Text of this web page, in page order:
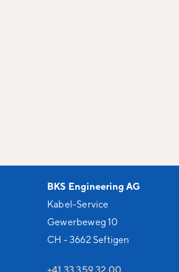
BKS Engineering AG
Kabel-Service
Gewerbeweg 10
CH - 3662 Seftigen
+41 33 359 32 00